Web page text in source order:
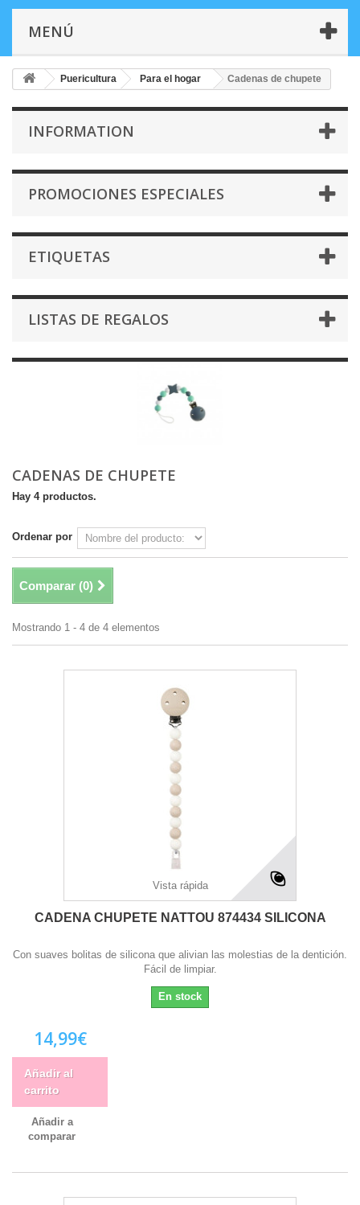
MENÚ
Puericultura Para el hogar Cadenas de chupete
INFORMATION
PROMOCIONES ESPECIALES
ETIQUETAS
LISTAS DE REGALOS
CADENAS DE CHUPETE
Hay 4 productos.
Ordenar por
Comparar (0)
Mostrando 1 - 4 de 4 elementos
Vista rápida
CADENA CHUPETE NATTOU 874434 SILICONA
Con suaves bolitas de silicona que alivian las molestias de la dentición.
Fácil de limpiar.
En stock
14,99€
Añadir al
carrito
Añadir a
comparar